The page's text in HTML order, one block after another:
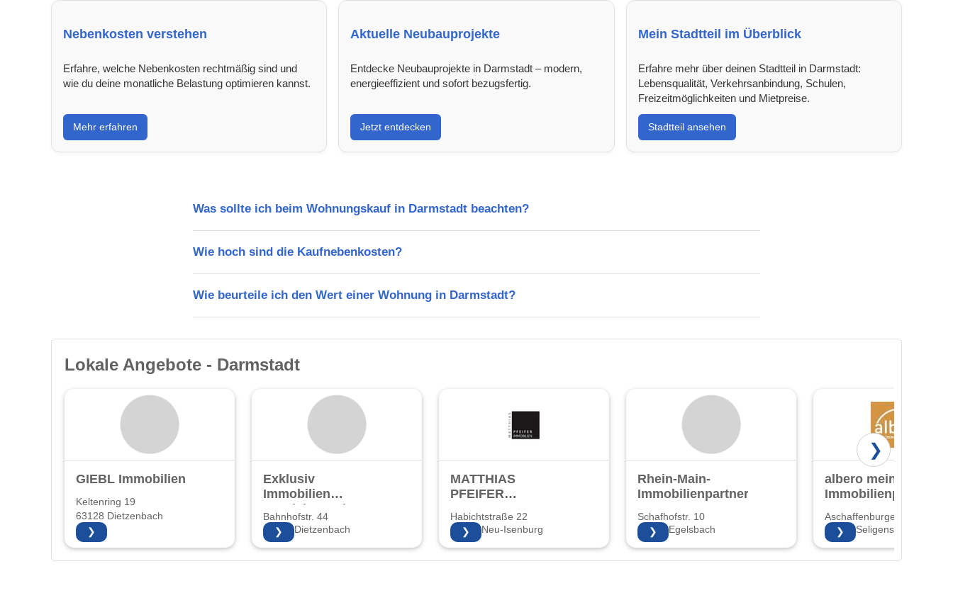
Nebenkosten verstehen
Erfahre, welche Nebenkosten rechtmäßig sind und
wie du deine monatliche Belastung optimieren kannst.
Mehr erfahren
Aktuelle Neubauprojekte
Entdecke Neubauprojekte in Darmstadt – modern,
energieeffizient und sofort bezugsfertig.
Jetzt entdecken
Mein Stadtteil im Überblick
Erfahre mehr über deinen Stadtteil in Darmstadt:
Lebensqualität, Verkehrsanbindung, Schulen,
Freizeitmöglichkeiten und Mietpreise.
Stadtteil ansehen
Was sollte ich beim Wohnungskauf in Darmstadt beachten?
Wie hoch sind die Kaufnebenkosten?
Wie beurteile ich den Wert einer Wohnung in Darmstadt?
Lokale Angebote - Darmstadt
GIEBL Immobilien
Keltenring 19
63128 Dietzenbach
❯
Exklusiv
Immobilien
Vertriebs GmbH
Bahnhofstr. 44
63128 Dietzenbach
❯
MATTHIAS
PFEIFER
Habichtstraße 22
63263 Neu-Isenburg
❯
Rhein-Main-
Immobilienpartner
Schafhofstr. 10
63329 Egelsbach
❯
albero mein
Immobilienpartner
Aschaffenburger Str. 65
63500 Seligenstadt
❯
❯